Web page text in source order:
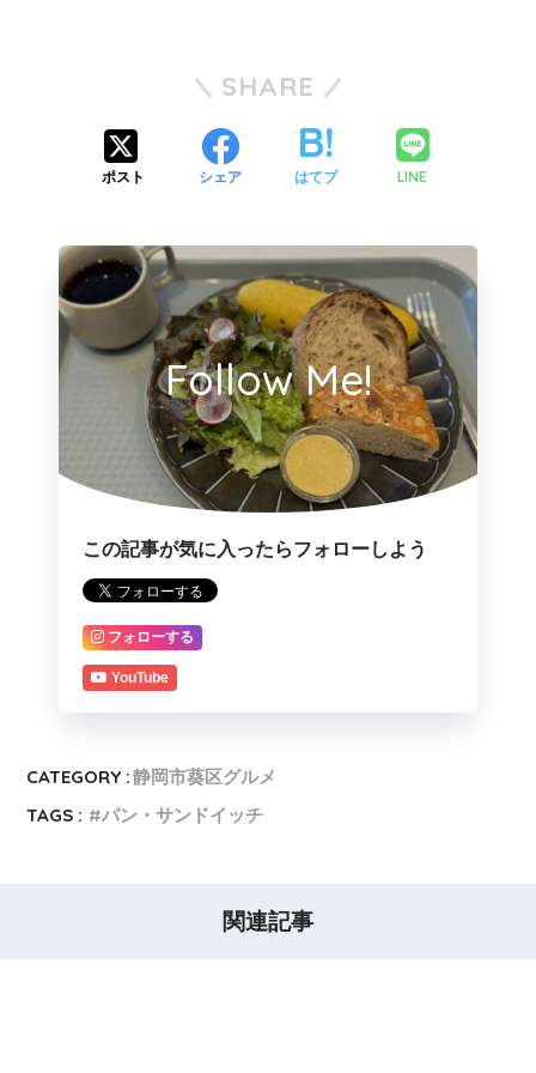
SHARE
ポスト シェア はてブ LINE
Follow Me!
この記事が気に入ったらフォローしよう
フォローする
YouTube
CATEGORY :静岡市葵区グルメ
TAGS :
パン・サンドイッチ
関連記事